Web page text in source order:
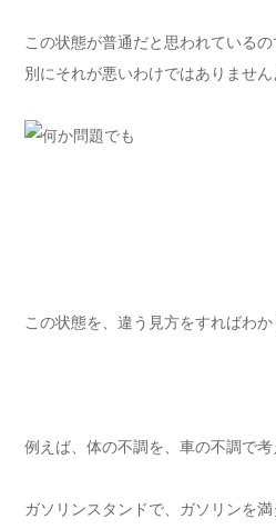
この状態が普通だと思われているの
別にそれが悪いわけではありません
この状態を、違う見方をすればわか
例えば、体の不調を、車の不調で考
ガソリンスタンドで、ガソリンを満